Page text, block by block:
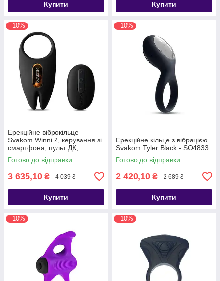
Купити Купити
–10%
Ерекційне віброкільце
Svakom Winni 2, керування зі
смартфона, пульт ДК,
Черный/золотистый - SO6372
Готово до відправки
3 635,10 ₴ 4 039 ₴
Купити
–10%
Ерекційне кільце з вібрацією
Svakom Tyler Black - SO4833
Готово до відправки
2 420,10 ₴ 2 689 ₴
Купити
–10% –10%